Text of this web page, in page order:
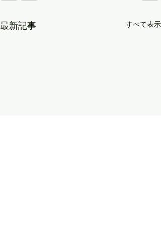
最新記事 すべて表示